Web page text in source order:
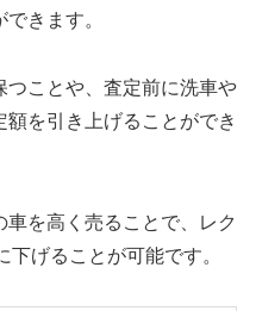
きます。
つことや、査定前に洗車や
を引き上げることができ
を高く売ることで、レク
げることが可能です。